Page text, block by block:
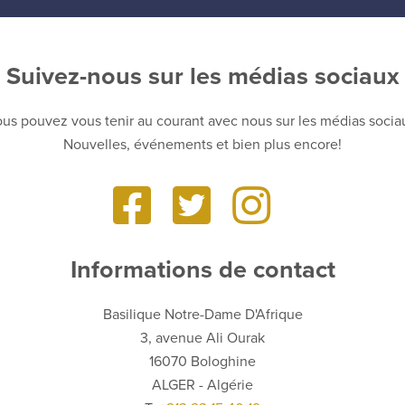
Suivez-nous sur les médias sociaux
pouvez vous tenir au courant avec nous sur les médias
Nouvelles, événements et bien plus encore!
Informations de contact
Basilique Notre-Dame D'Afrique
3, avenue Ali Ourak
16070 Bologhine
ALGER - Algérie